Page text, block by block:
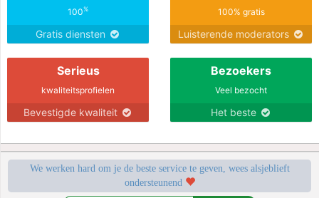
100%
Gratis diensten
100% gratis
Luisterende moderators
Serieus
kwaliteitsprofielen
Bevestigde kwaliteit
Bezoekers
Veel bezocht
Het beste
We werken hard om je de beste service te geven, wees alsjeblieft
ondersteunend